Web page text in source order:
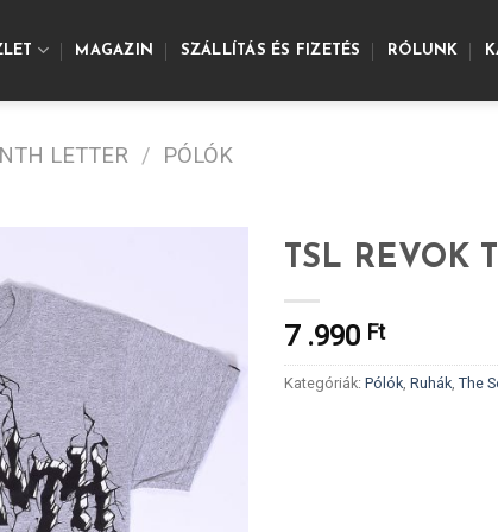
MAGAZIN SZÁLLÍTÁS ÉS FIZETÉS RÓLUNK
LETTER / PÓLÓK
TSL REVOK
7 .990 Ft
Kategóriák: Pólók, Ruhák, The